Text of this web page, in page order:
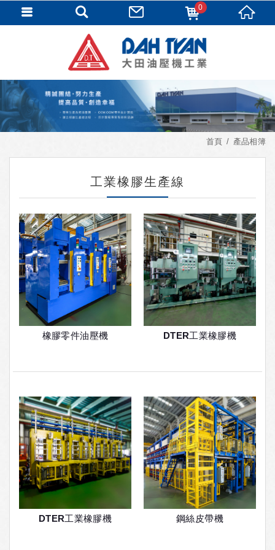
首頁 產品相簿
工業橡膠生產線
橡膠零件油壓機 DTER工業橡膠機
DTER工業橡膠機 鋼絲皮帶機
0